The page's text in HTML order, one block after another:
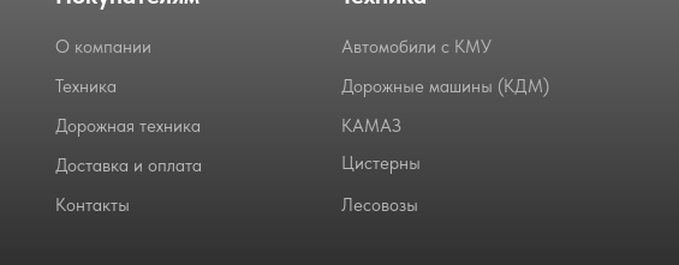
О компании
Техника
Дорожная техника
Доставка и оплата
Контакты
Автомобили с КМУ
Дорожные машины (КДМ)
КАМАЗ
Лесовозы
Цистерны